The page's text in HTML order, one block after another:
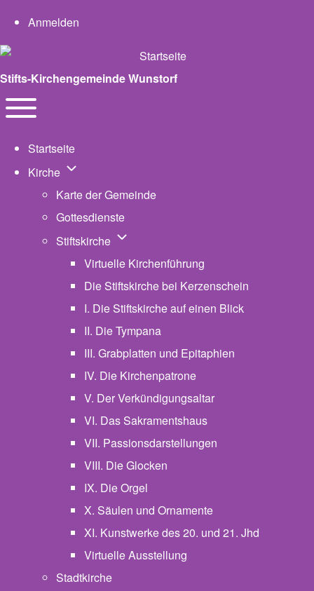
User account menu
Anmelden
Stifts-Kirchengemeinde Wunstorf
Navigation
Startseite
Kirche Unternavigation von Kirche
Karte der Gemeinde
Gottesdienste
Stiftskirche Unternavigation von Stiftskirche
Virtuelle Kirchenführung
Die Stiftskirche bei Kerzenschein
I. Die Stiftskirche auf einen Blick
II. Die Tympana
III. Grabplatten und Epitaphien
IV. Die Kirchenpatrone
V. Der Verkündigungsaltar
VI. Das Sakramentshaus
VII. Passionsdarstellungen
VIII. Die Glocken
IX. Die Orgel
X. Säulen und Ornamente
XI. Kunstwerke des 20. und 21. Jhd
Virtuelle Ausstellung
Stadtkirche